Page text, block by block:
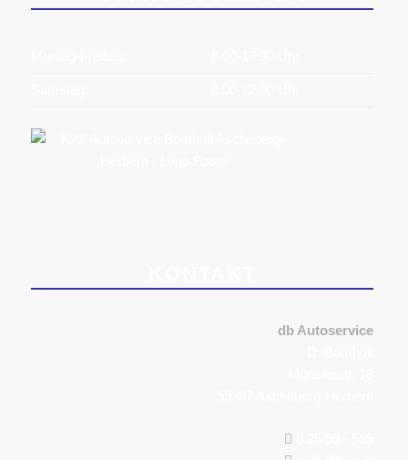
db Autoservice